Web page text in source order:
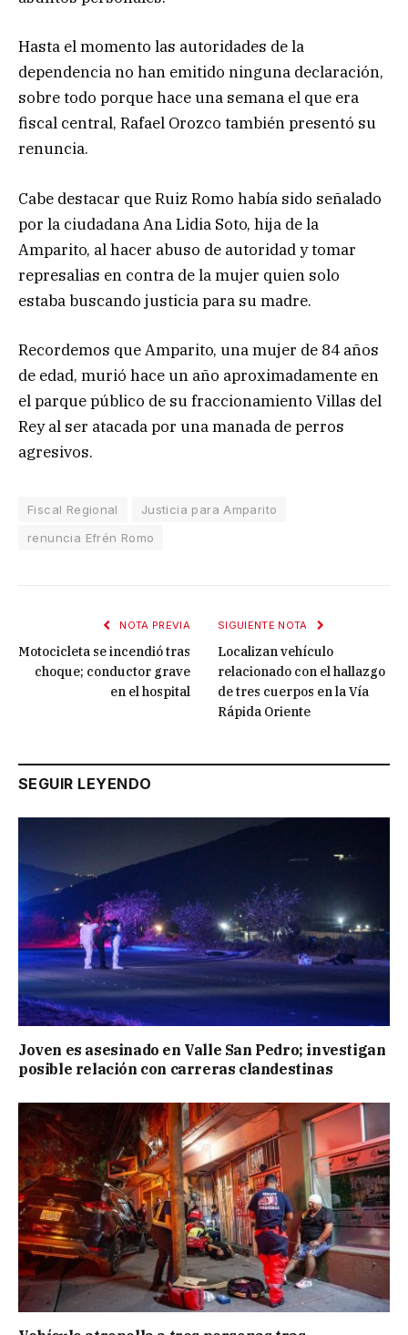
Hasta el momento las autoridades de la
dependencia no han emitido ninguna declaración,
sobre todo porque hace una semana el que era
fiscal central, Rafael Orozco también presentó su
renuncia.
Cabe destacar que Ruiz Romo había sido señalado
por la ciudadana Ana Lidia Soto, hija de la
Amparito, al hacer abuso de autoridad y tomar
represalias en contra de la mujer quien solo
estaba buscando justicia para su madre.
Recordemos que Amparito, una mujer de 84 años
de edad, murió hace un año aproximadamente en
el parque público de su fraccionamiento Villas del
Rey al ser atacada por una manada de perros
agresivos.
Fiscal Regional
Justicia para Amparito
renuncia Efrén Romo
NOTA PREVIA
Motocicleta se incendió tras
choque; conductor grave
en el hospital
SIGUIENTE NOTA
Localizan vehículo
relacionado con el hallazgo
de tres cuerpos en la Vía
Rápida Oriente
SEGUIR LEYENDO
Joven es asesinado en Valle San Pedro; investigan
posible relación con carreras clandestinas